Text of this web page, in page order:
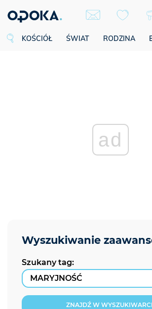
KOŚCIÓŁ ŚWIAT RODZINA
ad
Szukany tag:
ZNAJDŹ W